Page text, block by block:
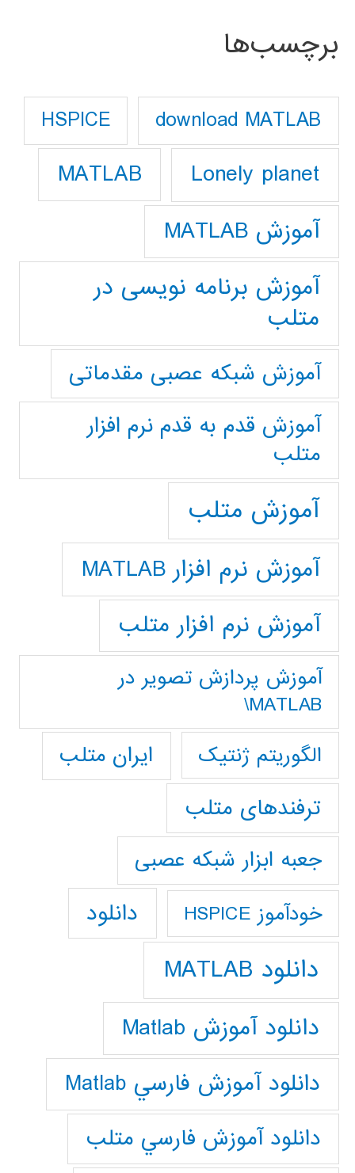
برچسب‌ها
download MATLAB
HSPICE
Lonely planet
MATLAB
آموزش MATLAB
آموزش برنامه نویسی در
متلب
آموزش شبکه عصبی مقدماتی
آموزش قدم به قدم نرم افزار
متلب
آموزش متلب
آموزش نرم افزار MATLAB
آموزش نرم افزار متلب
آموزش پردازش تصوير در
MATLAB\
الگوریتم ژنتیک
ایران متلب
ترفندهای متلب
جعبه ابزار شبکه عصبی
خودآموز HSPICE دانلود
دانلود MATLAB
دانلود آموزش Matlab
دانلود آموزش فارسي Matlab
دانلود آموزش فارسي متلب